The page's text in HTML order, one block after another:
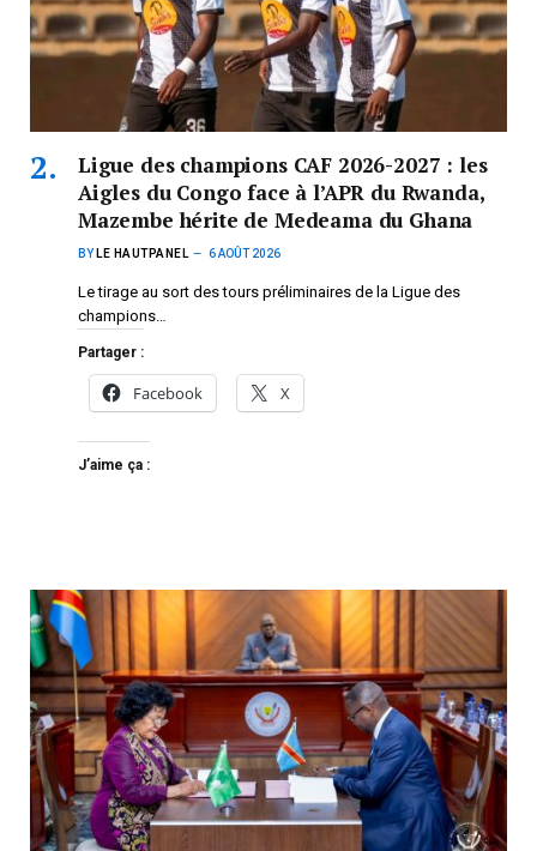
Ligue des champions CAF 2026-2027 : les
Aigles du Congo face à l’APR du Rwanda,
Mazembe hérite de Medeama du Ghana
BY LE HAUTPANEL 6 AOÛT 2026
Le tirage au sort des tours préliminaires de la Ligue des
champions…
Partager :
Facebook X
J’aime ça :